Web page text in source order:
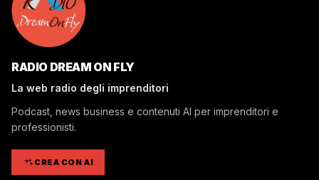
RADIO DREAM ON FLY
La web radio degli imprenditori
Podcast, news business e contenuti AI per imprenditori e
professionisti.
CREA CON AI